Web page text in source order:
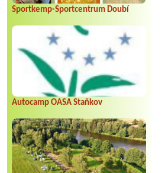
Sportkemp-Sportcentrum Doubí
Autocamp OASA Staňkov